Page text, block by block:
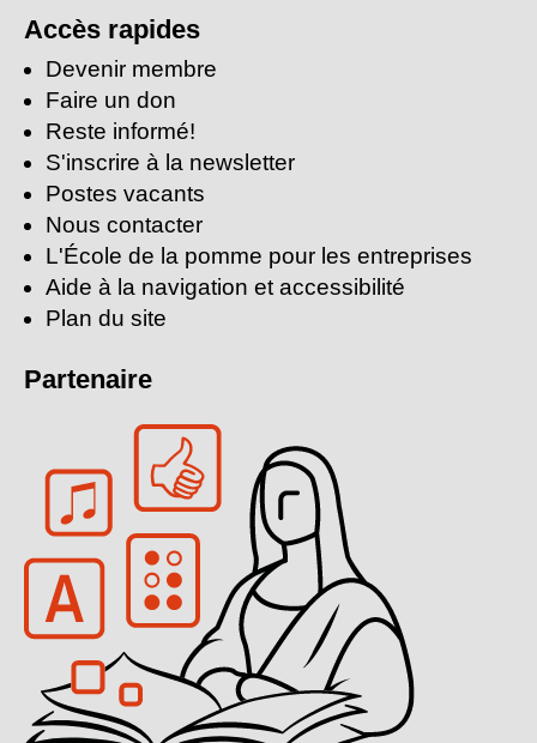
clés:
Accès rapides
Devenir membre
Faire un don
Reste informé!
S'inscrire à la newsletter
Postes vacants
Nous contacter
L'École de la pomme pour les entreprises
Aide à la navigation et accessibilité
Plan du site
Partenaire